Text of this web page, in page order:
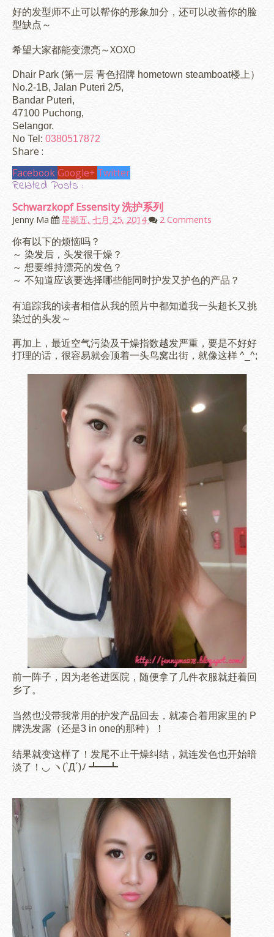
好的发型师不止可以帮你的形象加分，还可以改善你的脸
型缺点～
希望大家都能变漂亮～XOXO
Dhair Park (第一层 青色招牌 hometown steamboat楼上）
No.2-1B, Jalan Puteri 2/5,
Bandar Puteri,
47100 Puchong,
Selangor.
No Tel: 0380517872
Share :
Facebook Google+ Twitter
Related Posts :
Schwarzkopf Essensity 洗护系列
Jenny Ma 星期五, 七月 25, 2014 2 Comments
你有以下的烦恼吗？
～ 染发后，头发很干燥？
～ 想要维持漂亮的发色？
～ 不知道应该要选择哪些能同时护发又护色的产品？
有追踪我的读者相信从我的照片中都知道我一头超长又挑
染过的头发～
再加上，最近空气污染及干燥指数越发严重，要是不好好
打理的话，很容易就会顶着一头鸟窝出街，就像这样 ^_^;
前一阵子，因为老爸进医院，随便拿了几件衣服就赶着回
乡了。
当然也没带我常用的护发产品回去，就凑合着用家里的 P
牌洗发露（还是3 in one的那种）！
结果就变这样了！ 发尾不止干燥纠结 ，就连发色也开始暗
淡了！ ◡ ヽ(`Д´)ﾉ ┻━┻